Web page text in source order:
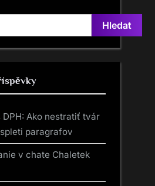
Hledat
Ako nestratiť tvár
paragrafov
v chate Chaletek